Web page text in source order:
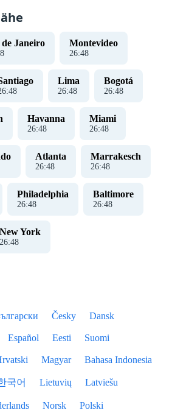
Janeiro Montevideo
26:48
:48
Lima
26:48
Bogotá
26:48
Havanna
26:48
Miami
26:48
Atlanta
26:48
Marrakesch
26:48
Philadelphia
26:48
Baltimore
26:48
New York
26:48
Česky Dansk
Español Eesti Suomi
Magyar Bahasa Indonesia
국어 Lietuvių Latviešu
Norsk Polski